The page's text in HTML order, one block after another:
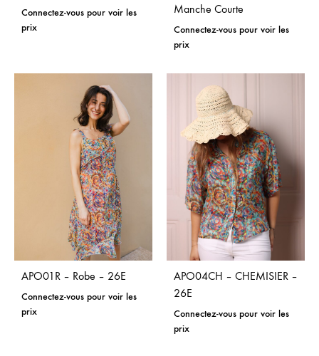
Connectez-vous pour voir les
prix
Manche Courte
Connectez-vous pour voir les
prix
APO01R – Robe – 26E
Connectez-vous pour voir les
prix
APO04CH – CHEMISIER –
26E
Connectez-vous pour voir les
prix